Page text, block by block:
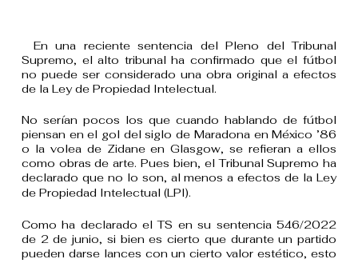
En una reciente sentencia del Pleno del Tribunal
Supremo, el alto tribunal ha confirmado que el fútbol
no puede ser considerado una obra original a efectos
de la Ley de Propiedad Intelectual.
No serían pocos los que cuando hablando de fútbol
piensan en el gol del siglo de Maradona en México ’86
o la volea de Zidane en Glasgow, se refieran a ellos
como obras de arte. Pues bien, el Tribunal Supremo ha
declarado que no lo son, al menos a efectos de la Ley
de Propiedad Intelectual (LPI).
Como ha declarado el TS en su sentencia 546/2022
de 2 de junio, si bien es cierto que durante un partido
pueden darse lances con un cierto valor estético, esto